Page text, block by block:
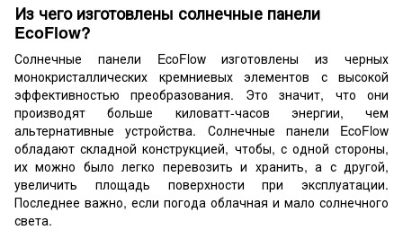
Из чего изготовлены солнечные панели
EcoFlow?
Солнечные панели EcoFlow изготовлены из черных
монокристаллических кремниевых элементов с высокой
эффективностью преобразования. Это значит, что они
производят больше киловатт-часов энергии, чем
альтернативные устройства. Солнечные панели EcoFlow
обладают складной конструкцией, чтобы, с одной стороны,
их можно было легко перевозить и хранить, а с другой,
увеличить площадь поверхности при эксплуатации.
Последнее важно, если погода облачная и мало солнечного
света.